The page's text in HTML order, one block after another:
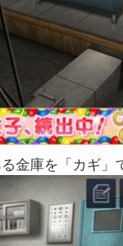
金庫を「カギ」